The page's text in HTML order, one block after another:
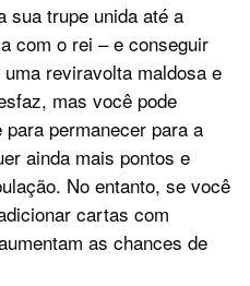
sua trupe unida até a
com o rei – e conseguir
reviravolta maldosa e
mas você pode
permanecer para a
ainda mais pontos e
No entanto, se você
cartas com
as chances de